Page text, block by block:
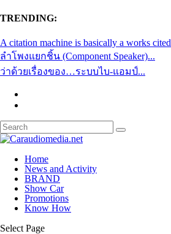
TRENDING:
A citation machine is basically a works
ลำโพงแยกชิ้น (Component Speaker)...
ว่าด้วยเรื่องของ…ระบบไบ-แอมป์...
Home
News and Activity
BRAND
Show Car
Promotions
Know How
Select Page